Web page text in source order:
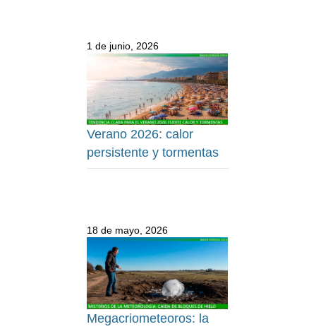
1 de junio, 2026
Verano 2026: calor
persistente y tormentas
18 de mayo, 2026
Megacriometeoros: la